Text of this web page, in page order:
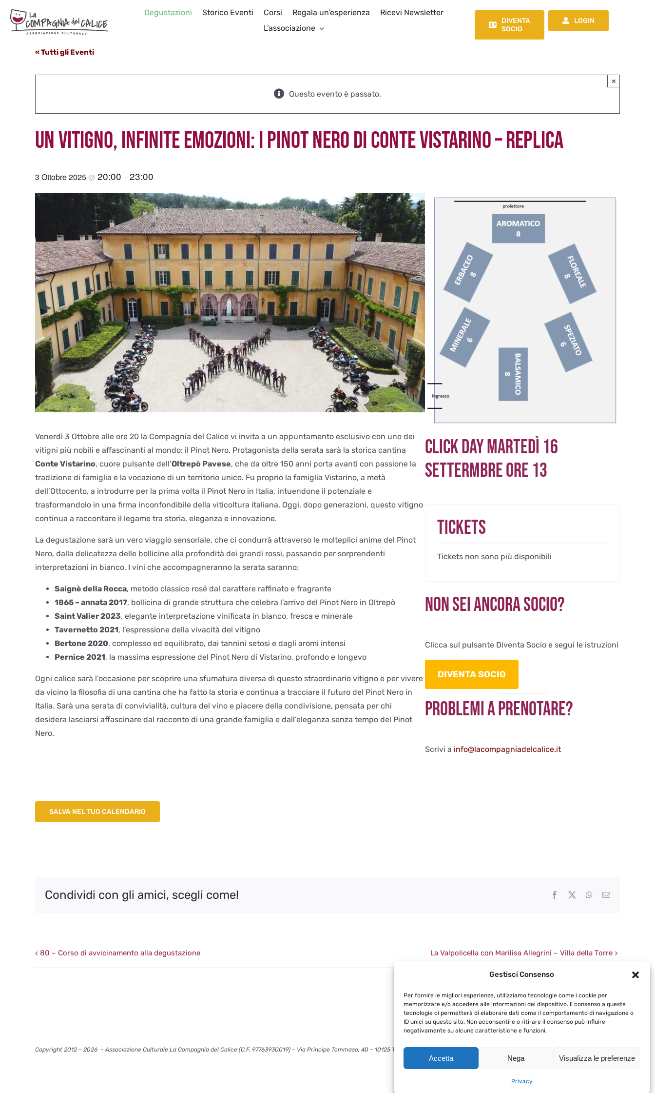
Gestisci Consenso
Per fornire le migliori esperienze, utilizziamo tecnologie come i cookie per
memorizzare e/o accedere alle informazioni del dispositivo. Il consenso a queste
tecnologie ci permetterà di elaborare dati come il comportamento di navigazione o
ID unici su questo sito. Non acconsentire o ritirare il consenso può influire
negativamente su alcune caratteristiche e funzioni.
Accetta Nega Visualizza le preferenze
Privacy
contenuto
Degustazioni Storico Eventi Corsi Regala un’esperienza
Ricevi Newsletter
L’associazione
DIVENTA
SOCIO
LOGIN
« Tutti gli Eventi
Questo evento è passato.
×
UN VITIGNO, INFINITE EMOZIONI: I PINOT NERO DI CONTE VISTARINO – REPLICA
3 Ottobre 2025@ 20:00 –23:00
Venerdì 3 Ottobre alle ore 20 la Compagnia del Calice vi invita a un appuntamento esclusivo con uno dei
vitigni più nobili e affascinanti al mondo: il Pinot Nero. Protagonista della serata sarà la storica cantina
Conte Vistarino, cuore pulsante dell’Oltrepò Pavese, che da oltre 150 anni porta avanti con passione la
tradizione di famiglia e la vocazione di un territorio unico. Fu proprio la famiglia Vistarino, a metà
dell’Ottocento, a introdurre per la prima volta il Pinot Nero in Italia, intuendone il potenziale e
trasformandolo in una firma inconfondibile della viticoltura italiana. Oggi, dopo generazioni, questo vitigno
continua a raccontare il legame tra storia, eleganza e innovazione.
La degustazione sarà un vero viaggio sensoriale, che ci condurrà attraverso le molteplici anime del Pinot
Nero, dalla delicatezza delle bollicine alla profondità dei grandi rossi, passando per sorprendenti
interpretazioni in bianco. I vini che accompagneranno la serata saranno:
Saignè della Rocca, metodo classico rosé dal carattere raffinato e fragrante
1865 – annata 2017, bollicina di grande struttura che celebra l’arrivo del Pinot Nero in Oltrepò
Saint Valier 2023, elegante interpretazione vinificata in bianco, fresca e minerale
Tavernetto 2021, l’espressione della vivacità del vitigno
Bertone 2020, complesso ed equilibrato, dai tannini setosi e dagli aromi intensi
Pernice 2021, la massima espressione del Pinot Nero di Vistarino, profondo e longevo
Ogni calice sarà l’occasione per scoprire una sfumatura diversa di questo straordinario vitigno e per vivere
da vicino la filosofia di una cantina che ha fatto la storia e continua a tracciare il futuro del Pinot Nero in
Italia. Sarà una serata di convivialità, cultura del vino e piacere della condivisione, pensata per chi
desidera lasciarsi affascinare dal racconto di una grande famiglia e dall’eleganza senza tempo del Pinot
Nero.
Click Day martedì 16
settermbre ore 13
Tickets
Tickets non sono più disponibili
Non sei ancora Socio?
Clicca sul pulsante Diventa Socio e segui le istruzioni
DIVENTA SOCIO
Problemi a Prenotare?
Scrivi a info@lacompagniadelcalice.it
SALVA NEL TUO CALENDARIO
Condividi con gli amici, scegli come! Facebook WhatsApp
Email
80 – Corso di avvicinamento alla degustazione La Valpolicella con Marilisa Allegrini – Villa della Torre
Copyright 2012 – 2026 – Associazione Culturale La Compagnia del Calice (C.F. 97763930019) – Via Principe Tommaso, 40 – 10125 Torino – info@lacompagniadelcalice.it